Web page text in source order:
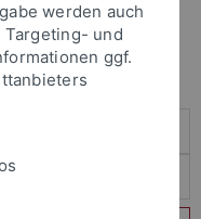
Passwort an um sich
werden auch
und
ggf.